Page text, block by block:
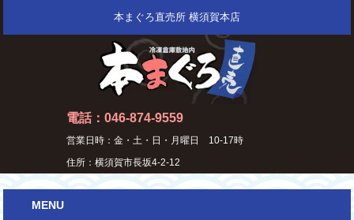
本まぐろ直売所 横須賀本店
電話：046-874-9559
営業日時：金・土・日・月曜日 10-17時
住所：横須賀市長坂4-2-12
MENU